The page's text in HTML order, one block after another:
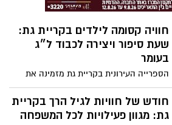
נקמה אלים ומסוכן נגד האחראים לפיגוע
חוויה קסומה לילדים בקריית גת:
שעת סיפור ויצירה לכבוד ל״ג
בעומר
הספרייה העירונית בקריית גת מזמינה את
ילדי העיר והוריהם לקחת חלק בפעילות
חווייתית ומעשירה במיוחד לכבוד חג ל״ג
בעומר
חודש של חוויות לגיל הרך בקריית
גת: מגוון פעילויות לכל המשפחה